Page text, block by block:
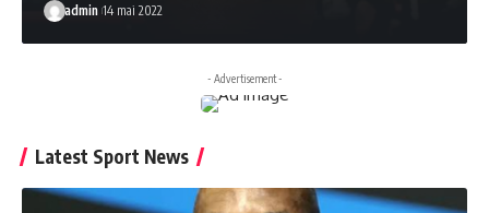
admin 14 mai 2022
- Advertisement -
Latest Sport News